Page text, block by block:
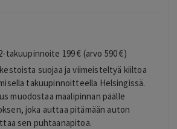
takuupinnoite 199 € (arvo 590 €)
suojaa ja viimeisteltyä kiiltoa
takuupinnoitteella Helsingissä.
muodostaa maalipinnan päälle
joka auttaa pitämään auton
sen puhtaanapitoa.